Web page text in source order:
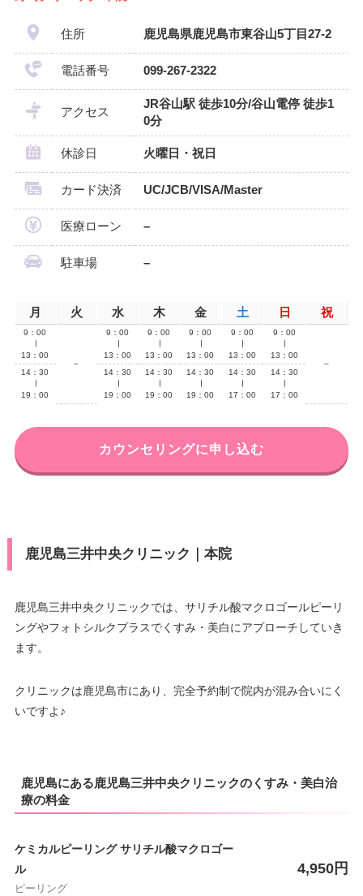
住所 鹿児島県鹿児島市東谷山5丁目27-2
電話番号 099-267-2322
アクセス
JR谷山駅 徒歩10分/谷山電停 徒歩1
0分
休診日 火曜日・祝日
カード決済 UC/JCB/VISA/Master
医療ローン –
駐車場 –
月 火 水 木 金 土 日 祝
9：00
13：00
–
9：00
13：00
9：00
13：00
9：00
13：00
9：00
13：00
9：00
13：00
–
14：30
19：00
14：30
19：00
14：30
19：00
14：30
19：00
14：30
17：00
14：30
17：00
カウンセリングに申し込む
鹿児島三井中央クリニック｜本院
鹿児島三井中央クリニックでは、サリチル酸マクロゴールピーリ
ングやフォトシルクプラスでくすみ・美白にアプローチしていき
ます。
クリニックは鹿児島市にあり、完全予約制で院内が混み合いにく
いですよ♪
鹿児島にある鹿児島三井中央クリニックのくすみ・美白治
療の料金
ケミカルピーリング サリチル酸マクロゴー
ル
ピーリング
4,950円